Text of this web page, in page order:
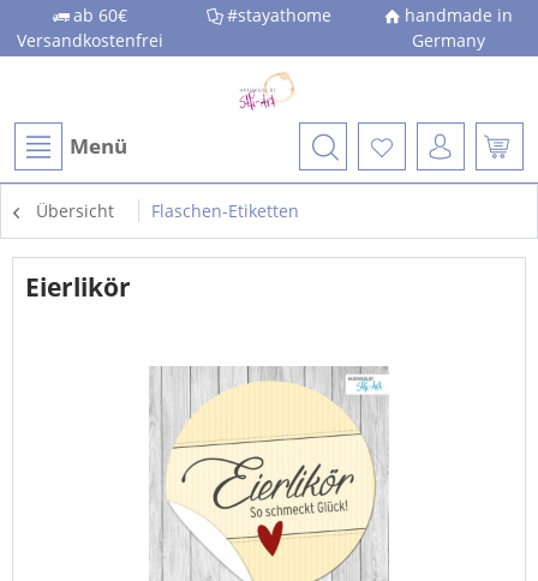
ab 60€
Versandkostenfrei
#stayathome
handmade in
Germany
Menü
Übersicht Flaschen-Etiketten
Eierlikör